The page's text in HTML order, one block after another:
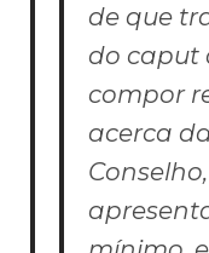
de que
do caput
compor
acerca